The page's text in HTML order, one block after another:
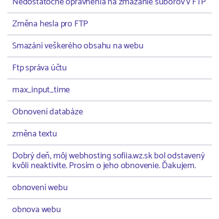
Změna hesla pro FTP
Smazání veškerého obsahu na webu
Ftp správa účtu
max_input_time
Obnovení databáze
změna textu
Dobrý deň, môj webhosting sofiia.wz.sk bol odstavený
kvôli neaktivite. Prosím o jeho obnovenie. Ďakujem.
obnovení webu
obnova webu